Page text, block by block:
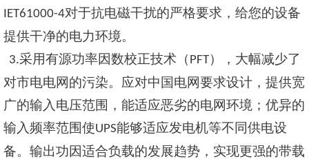
IET61000-4对于抗电磁干扰的严格要求，给您的设备
提供干净的电力环境。
3.采用有源功率因数校正技术（ PFT）， 大幅减少了
对市电电网的污染。应对中国电网要求设计，提供宽
广的输入电压范围，能适应恶劣的电网环境；优异的
输入频率范围使UPS能够适应发电机等不同供电设
备。 输出功因适合负载的发展趋势，实现更强的带载